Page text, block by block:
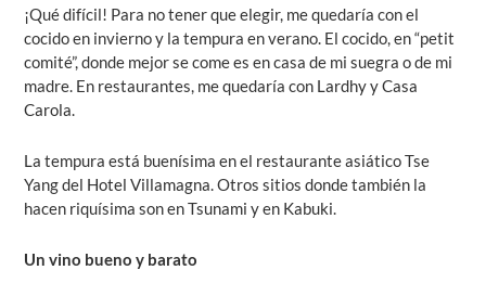
¡Qué difícil! Para no tener que elegir, me quedaría con el
cocido en invierno y la tempura en verano. El cocido, en “petit
comité”, donde mejor se come es en casa de mi suegra o de mi
madre. En restaurantes, me quedaría con LardhyyCasa
Carola.
La tempura está buenísima en el restaurante asiático Tse
Yang del Hotel Villamagna. Otros sitios donde también la
hacen riquísima son enTsunami y en Kabuki.
Un vino bueno y barato